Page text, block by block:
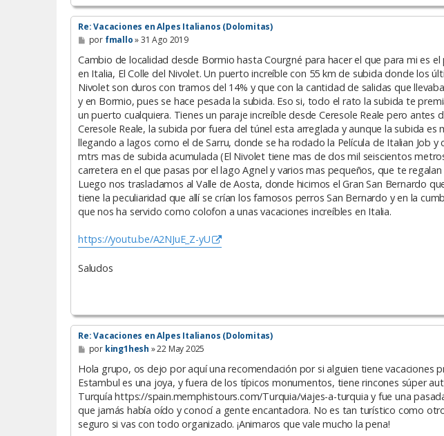
Re: Vacaciones en Alpes Italianos (Dolomitas)
M
e
n
a
j
e
por fmallo»31 Ago 2019
Cambio de localidad desde Bormio hasta Courgné para hacer el que para mi es
en Italia, El Colle del Nivolet. Un puerto increíble con 55 km de subida donde los
Nivolet son duros con tramos del 14% y que con la cantidad de salidas que
y en Bormio, pues se hace pesada la subida. Eso si, todo el rato la subida te
un puerto cualquiera. Tienes un paraje increíble desde Ceresole Reale pero antes
Ceresole Reale, la subida por fuera del túnel esta arreglada y aunque la subida es
llegando a lagos como el de Sarru, donde se ha rodado la Película de Italian Job
mtrs mas de subida acumulada (El Nivolet tiene mas de dos mil seiscientos
carretera en el que pasas por el lago Agnel y varios mas pequeños, que te
Luego nos trasladamos al Valle de Aosta, donde hicimos el Gran San Bernardo
tiene la peculiaridad que allí se crían los famosos perros San Bernardo y en la
que nos ha servido como colofon a unas vacaciones increíbles en Italia.
https://youtu.be/A2NJuE_Z-yU
Saludos
Re: Vacaciones en Alpes Italianos (Dolomitas)
M
e
n
s
a
j
e
por king1hesh »22 May 2025
Hola grupo, os dejo por aquí una recomendación por si alguien tiene vacaciones
Estambul es una joya, y fuera de los típicos monumentos, tiene rincones súper
Turquía https://spain.memphistours.com/Turquia/viajes-a-turquia y fue una
que jamás había oído y conocí a gente encantadora. No es tan turístico como
seguro si vas con todo organizado. ¡Animaros que vale mucho la pena!